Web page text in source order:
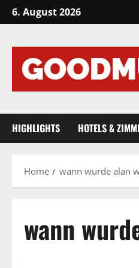
Skip
to
6. August 2026
HIGHLIGHTS HOTELS &
Home wann wurde alan
wann